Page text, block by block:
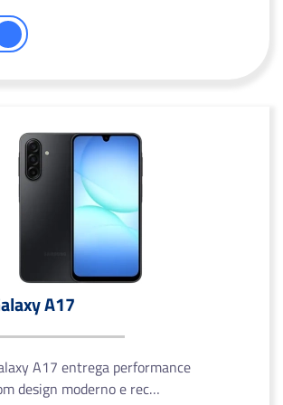
A17
A17 entrega performance
design moderno e rec…